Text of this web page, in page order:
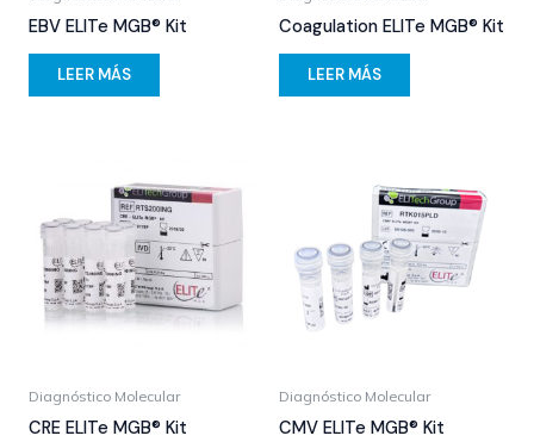
EBV ELITe MGB® Kit
LEER MÁS
Coagulation ELITe MGB® Kit
LEER MÁS
Diagnóstico Molecular
CRE ELITe MGB® Kit
Diagnóstico Molecular
CMV ELITe MGB® Kit